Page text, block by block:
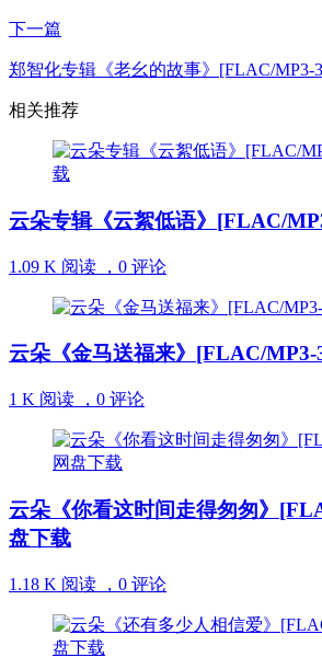
下一篇
郑智化专辑《老幺的故事》[FLAC/MP3-
相关推荐
云朵专辑《云絮低语》[FLAC/
1.09 K 阅读 ， 0 评论
云朵《金马送福来》[FLAC/
1 K 阅读 ， 0 评论
云朵《你看这时间走得匆匆》
盘下载
1.18 K 阅读 ， 0 评论